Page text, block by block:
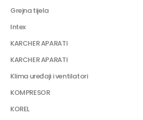
Grejna tijela
Intex
KARCHER APARATI
KARCHER APARATI
Klima uređaji i ventilatori
KOMPRESOR
KOREL